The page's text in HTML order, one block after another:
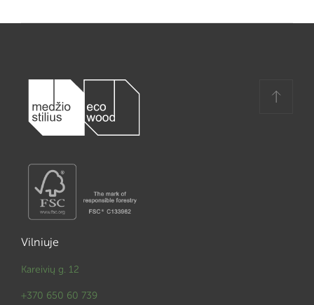
Vilniuje
Kareivių g. 12
+370 650 60 739